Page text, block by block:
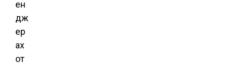
ен
дж
ер
ах
от